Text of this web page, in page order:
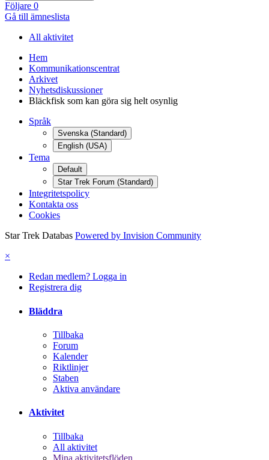
Följare 0
Gå till ämneslista
All aktivitet
Hem
Kommunikationscentrat
Arkivet
Nyhetsdiskussioner
Bläckfisk som kan göra sig helt osynlig
Språk
Svenska (Standard)
English (USA)
Tema
Default
Star Trek Forum (Standard)
Integritetspolicy
Kontakta oss
Cookies
Star Trek Databas Powered by Invision Community
×
Redan medlem? Logga in
Registrera dig
Bläddra
Tillbaka
Forum
Kalender
Riktlinjer
Staben
Aktiva användare
Aktivitet
Tillbaka
All aktivitet
Mina aktivitetsflöden